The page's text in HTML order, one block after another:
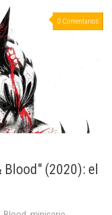
0 Comentarios
(2020): el